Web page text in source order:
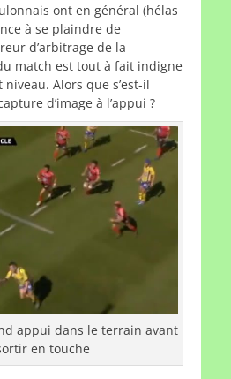
ont en général (hélas
à se plaindre de
d’arbitrage de la
match est tout à fait indigne
Alors que s’est-il
d’image à l’appui ?
appui dans le terrain avant
en touche